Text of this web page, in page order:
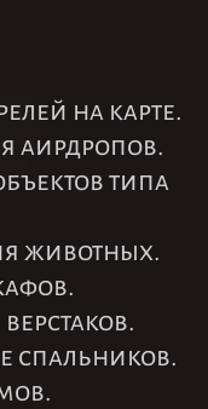
на карте.
аирдропов.
типа
животных.
спальников.